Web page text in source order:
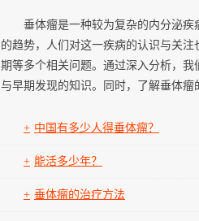
垂体瘤是一种较为复杂的内分泌
的趋势，人们对这一疾病的认识与关
期等多个相关问题。通过深入分析，
与早期发现的知识。同时，了解垂体瘤
中国有多少人得垂体瘤？
能活多少年？
垂体瘤的治疗方法